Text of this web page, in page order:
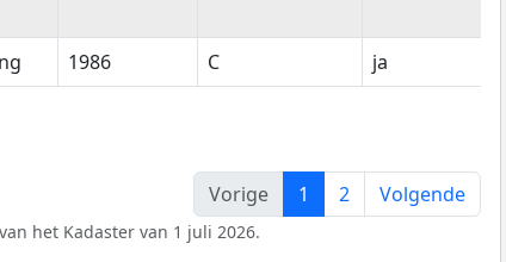
1986 C ja
Vorige
1 2 Volgende
het Kadaster van 1 juli 2026.